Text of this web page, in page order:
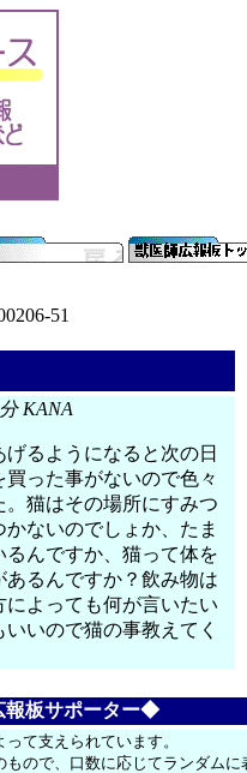
51
KANA
るようになると次の日
った事がないので色々
猫はその場所にすみつ
ないのでしょか、たま
んですか、猫って体を
あるんですか？飲み物は
によっても何が言いたい
いので猫の事教えてく
板サポーター◆
て支えられています。
ので、口数に応じてランダムに